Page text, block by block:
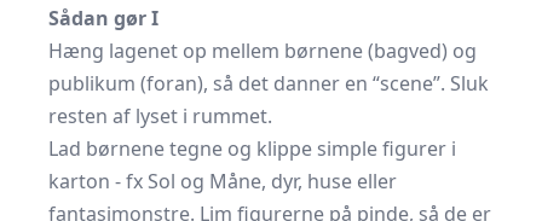
Sådan gør I
Hæng lagenet op mellem børnene (bagved) og
publikum (foran), så det danner en “scene”. Sluk
resten af lyset i rummet.
Lad børnene tegne og klippe simple figurer i
karton - fx Sol og Måne, dyr, huse eller
fantasimonstre. Lim figurerne på pinde, så de er